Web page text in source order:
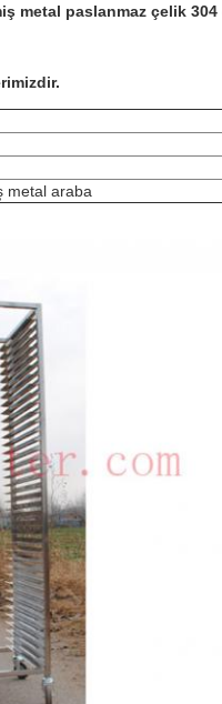
metal paslanmaz çelik 304
metal araba